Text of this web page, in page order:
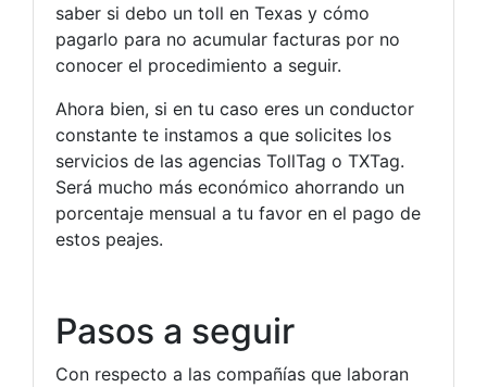
saber si debo un toll en Texas y cómo
pagarlo para no acumular facturas por no
conocer el procedimiento a seguir.
Ahora bien, si en tu caso eres un conductor
constante te instamos a que solicites los
servicios de las agencias TollTag o TXTag.
Será mucho más económico ahorrando un
porcentaje mensual a tu favor en el pago de
estos peajes.
Pasos a seguir
Con respecto a las compañías que laboran